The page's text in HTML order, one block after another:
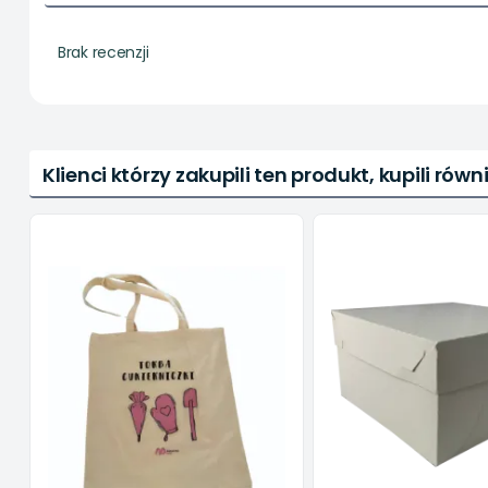
Brak recenzji
Klienci którzy zakupili ten produkt, kupili